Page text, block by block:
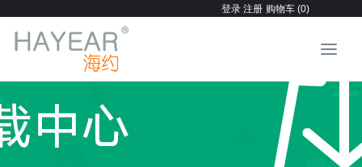
登录 注册 购物车 (0)